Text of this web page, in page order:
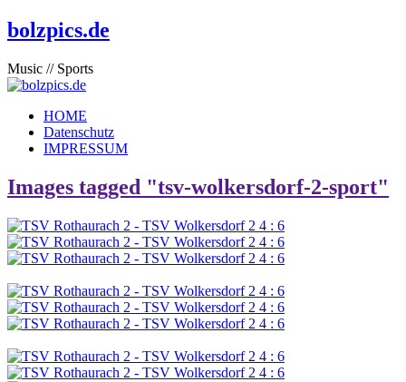
bolzpics.de
Music // Sports
HOME
Datenschutz
IMPRESSUM
Images tagged "tsv-wolkersdorf-2-sport"